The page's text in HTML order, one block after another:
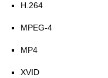
H.264
MPEG-4
MP4
XVID